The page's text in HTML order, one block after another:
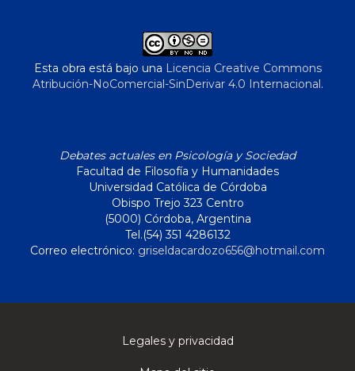
Esta obra está bajo una Licencia Creative Commons
Atribución-NoComercial-SinDerivar 4.0 Internacional.
Debates actuales en Psicología y Sociedad
Facultad de Filosofía y Humanidades
Universidad Católica de Córdoba
Obispo Trejo 323 Centro
(5000) Córdoba, Argentina
Tel.(54) 351 4286132
Correo electrónico: griseldacardozo656@hotmail.com
Legales y privacidad